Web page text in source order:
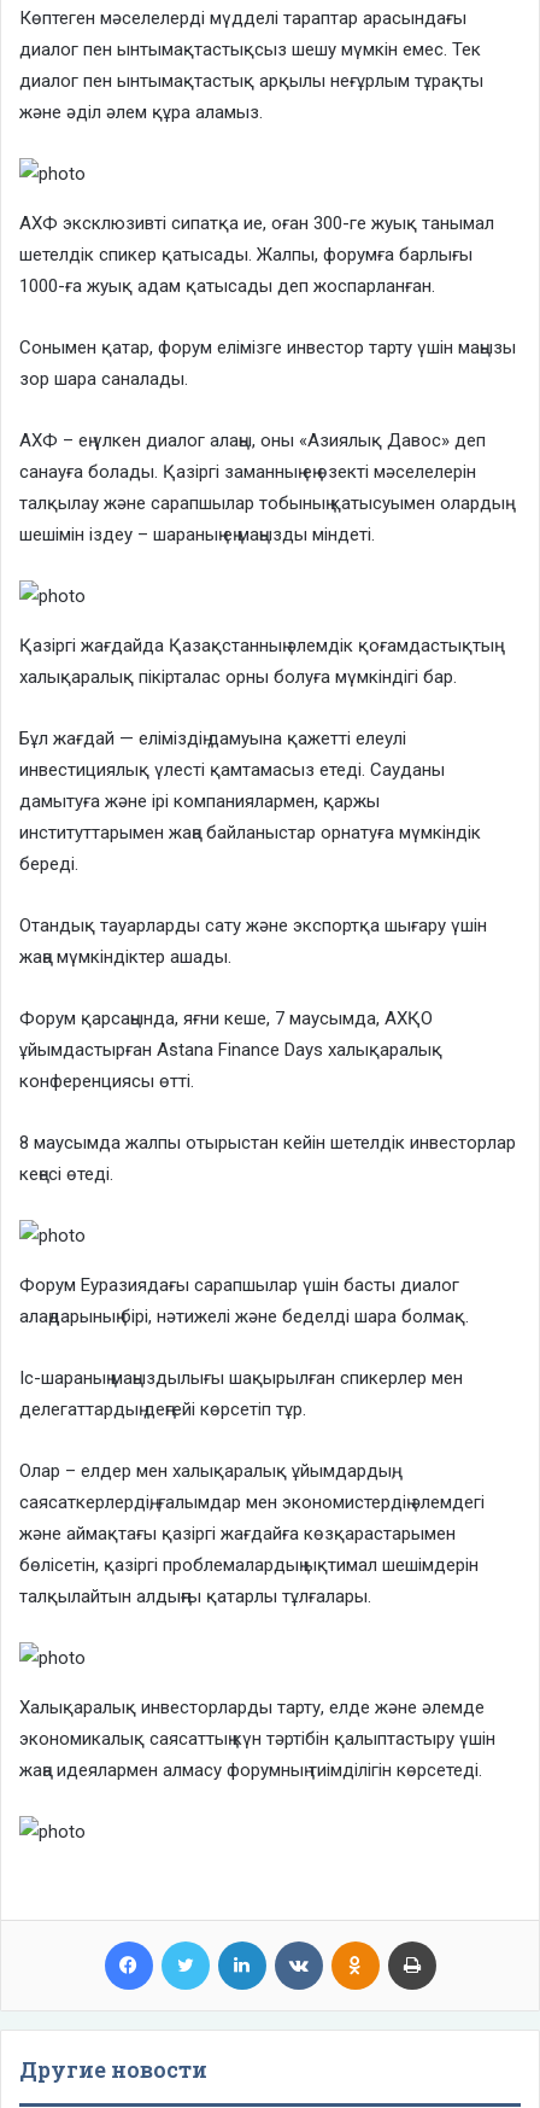
Көптеген мәселелерді мүдделі тараптар арасындағы
диалог пен ынтымақтастықсыз шешу мүмкін емес. Тек
диалог пен ынтымақтастық арқылы неғұрлым тұрақты
және әділ әлем құра аламыз.
АХФ эксклюзивті сипатқа ие, оған 300-ге жуық танымал
шетелдік спикер қатысады. Жалпы, форумға барлығы
1000-ға жуық адам қатысады деп жоспарланған.
Сонымен қатар, форум елімізге инвестор тарту үшін маңызы
зор шара саналады.
АХФ – ең үлкен диалог алаңы, оны «Азиялық Давос» деп
санауға болады. Қазіргі заманның ең өзекті мәселелерін
талқылау және сарапшылар тобының қатысуымен олардың
шешімін іздеу – шараның ең маңызды міндеті.
Қазіргі жағдайда Қазақстанның әлемдік қоғамдастықтың
халықаралық пікірталас орны болуға мүмкіндігі бар.
Бұл жағдай — еліміздің дамуына қажетті елеулі
инвестициялық үлесті қамтамасыз етеді. Сауданы
дамытуға және ірі компаниялармен, қаржы
институттарымен жаңа байланыстар орнатуға мүмкіндік
береді.
Отандық тауарларды сату және экспортқа шығару үшін
жаңа мүмкіндіктер ашады.
Форум қарсаңында, яғни кеше, 7 маусымда, АХҚО
ұйымдастырған Astana Finance Days халықаралық
конференциясы өтті.
8 маусымда жалпы отырыстан кейін шетелдік инвесторлар
кеңесі өтеді.
Форум Еуразиядағы сарапшылар үшін басты диалог
алаңдарының бірі, нәтижелі және беделді шара болмақ.
Іс-шараның маңыздылығы шақырылған спикерлер мен
делегаттардың деңгейі көрсетіп тұр.
Олар – елдер мен халықаралық ұйымдардың,
саясаткерлердің, ғалымдар мен экономистердің әлемдегі
және аймақтағы қазіргі жағдайға көзқарастарымен
бөлісетін, қазіргі проблемалардың ықтимал шешімдерін
талқылайтын алдыңғы қатарлы тұлғалары.
Халықаралық инвесторларды тарту, елде және әлемде
экономикалық саясаттың күн тәртібін қалыптастыру үшін
жаңа идеялармен алмасу форумның тиімділігін көрсетеді.
Facebook Twitter LinkedIn VKontakteOdnoklassniki
Другие новости